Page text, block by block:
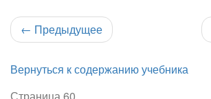
← Предыдущее
Вернуться к содержанию учебника